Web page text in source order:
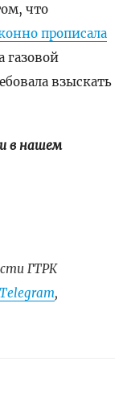
что
прописала
газовой
взыскать
в нашем
ГТРК
Telegram,